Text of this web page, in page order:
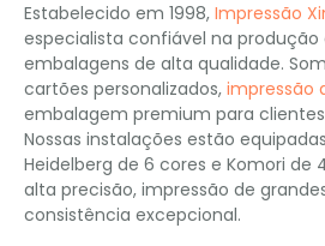
Estabelecido em 1998, Impressão
especialista confiável na produção
embalagens de alta qualidade.
cartões personalizados, impressão
embalagem premium para
Nossas instalações estão
Heidelberg de 6 cores e Komori de
alta precisão, impressão de
consistência excepcional.